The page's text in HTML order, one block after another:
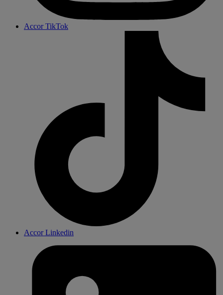
Accor TikTok
Accor Linkedin